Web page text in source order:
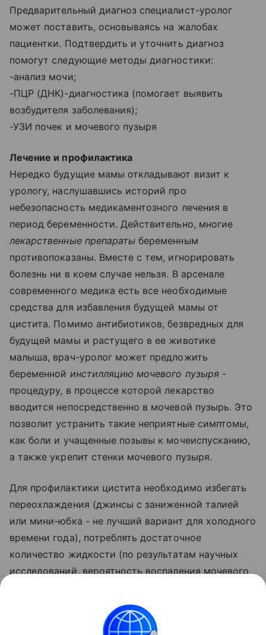
Предварительный диагноз специалист-уролог
может поставить, основываясь на жалобах
пациентки. Подтвердить и уточнить диагноз
помогут следующие методы диагностики:
-анализ мочи;
-ПЦР (ДНК)-диагностика (помогает выявить
возбудителя заболевания);
-УЗИ почек и мочевого пузыря
Лечение и профилактика
Нередко будущие мамы откладывают визит к
урологу, наслушавшись историй про
небезопасность медикаментозного лечения в
период беременности. Действительно, многие
лекарственные препараты беременным
противопоказаны. Вместе с тем, игнорировать
болезнь ни в коем случае нельзя. В арсенале
современного медика есть все необходимые
средства для избавления будущей мамы от
цистита. Помимо антибиотиков, безвредных для
будущей мамы и растущего в ее животике
малыша, врач-уролог может предложить
беременной инстилляцию мочевого пузыря-
процедуру, в процессе которой лекарство
вводится непосредственно в мочевой пузырь. Это
позволит устранить такие неприятные симптомы,
как боли и учащенные позывы к мочеиспусканию,
а также укрепит стенки мочевого пузыря.
Для профилактики цистита необходимо избегать
переохлаждения (джинсы с заниженной талией
или мини-юбка - не лучший вариант для холодного
времени года), потреблять достаточное
количество жидкости (по результатам научных
исследований, вероятность воспаления мочевого
питаться (свести к минимуму употребление
острых и соленых блюд) и тщательно соблюдать